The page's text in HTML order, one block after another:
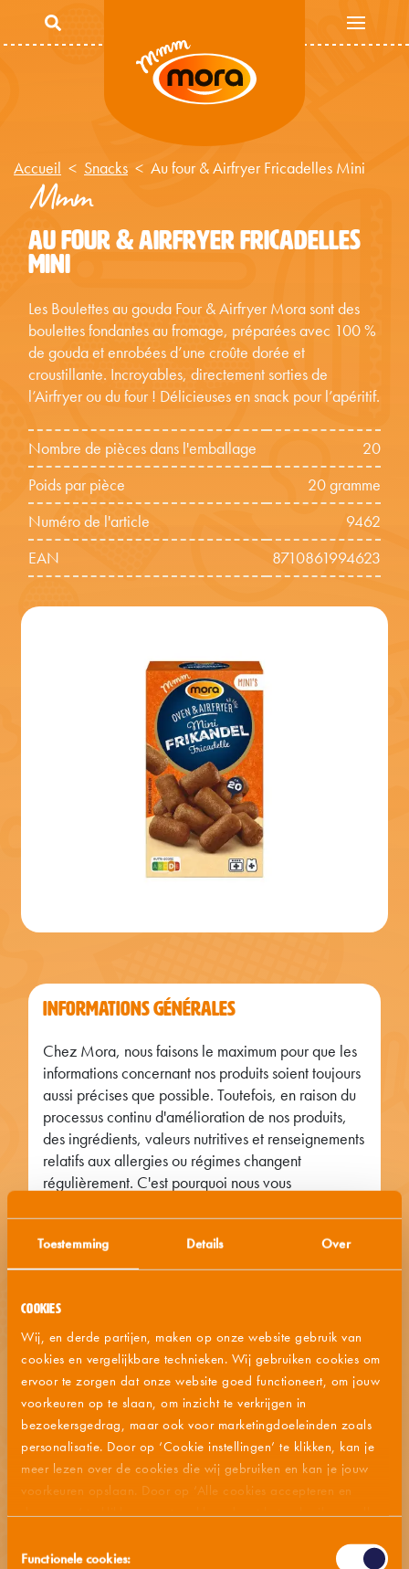
Toestemming Details Over
Cookies
Wij, en derde partijen, maken op onze website gebruik van
cookies en vergelijkbare technieken. Wij gebruiken cookies om
ervoor te zorgen dat onze website goed functioneert, om jouw
voorkeuren op te slaan, om inzicht te verkrijgen in
bezoekersgedrag, maar ook voor marketingdoeleinden zoals
personalisatie. Door op ‘Cookie instellingen’ te klikken, kan je
meer lezen over de cookies die wij gebruiken en kan je jouw
voorkeuren opslaan. Door op ‘Alle cookies accepteren en
doorgaan’ te klikken, gaat u akkoord met het gebruik van alle
Functionele cookies:
Aller au contenu principal
Accueil Snacks Au four & Airfryer Fricadelles Mini
Mmm
AU FOUR & AIRFRYER FRICADELLES
MINI
Les Boulettes au gouda Four & Airfryer Mora sont des
boulettes fondantes au fromage, préparées avec 100 %
de gouda et enrobées d’une croûte dorée et
croustillante. Incroyables, directement sorties de
l’Airfryer ou du four ! Délicieuses en snack pour l’apéritif.
Nombre de pièces dans l'emballage
20
Poids par pièce
20 gramme
Numéro de l'article
9462
EAN
8710861994623
INFORMATIONS GÉNÉRALES
Chez Mora, nous faisons le maximum pour que les
informations concernant nos produits soient toujours
aussi précises que possible. Toutefois, en raison du
processus continu d'amélioration de nos produits,
des ingrédients, valeurs nutritives et renseignements
relatifs aux allergies ou régimes changent
régulièrement. C'est pourquoi nous vous
de questions ou de remarques, n'hésitez pas à
contacter notre service clientèle.
MÉTHODES DE PRÉPARATION
LISTE DES INGRÉDIENTS
ALLERGÈNE
VALEUR NUTRITIVE
CONSEILS DE STOCKAGE